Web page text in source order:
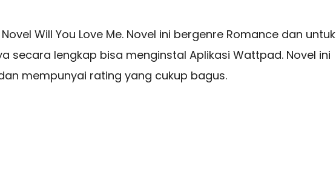
Will You Love Me. Novel ini bergenre Romance dan untuk
secara lengkap bisa menginstal Aplikasi Wattpad. Novel ini
mempunyai rating yang cukup bagus.